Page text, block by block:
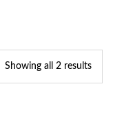
Showing all 2 results